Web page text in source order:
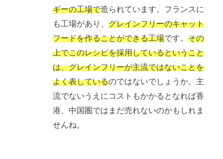
ギーの工場で造られています。フランスに
も工場があり、グレインフリーのキャット
フードを作ることができる工場です。その
上でこのレシピを採用しているということ
は、グレインフリーが主流ではないことを
よく表しているのではないでしょうか。主
流でないうえにコストもかかるとなれば香
港、中国圏ではまだ売れないのかもしれま
せんね。